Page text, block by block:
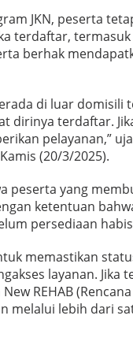
JKN, peserta
terdaftar, termasuk
berhak
di luar domisili
dirinya terdaftar.
pelayanan,”
(20/3/2025).
peserta yang
ketentuan
persediaan
memastikan
layanan. Jika
REHAB
melalui lebih dari